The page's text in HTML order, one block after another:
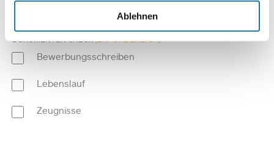
Ablehnen
DOKUMENTEN CHECK (ERFORDERLICH)
Bewerbungsschreiben
Lebenslauf
Zeugnisse